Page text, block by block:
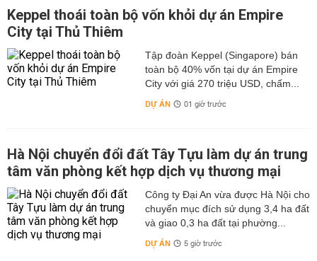
Keppel thoái toàn bộ vốn khỏi dự án Empire
City tại Thủ Thiêm
Tập đoàn Keppel (Singapore) bán
toàn bộ 40% vốn tại dự án Empire
City với giá 270 triệu USD, chấm...
DỰ ÁN 01 giờ trước
Hà Nội chuyển đổi đất Tây Tựu làm dự án trung
tâm văn phòng kết hợp dịch vụ thương mại
Công ty Đại An vừa được Hà Nội cho
chuyển mục đích sử dụng 3,4 ha đất
và giao 0,3 ha đất tại phường...
DỰ ÁN 5 giờ trước